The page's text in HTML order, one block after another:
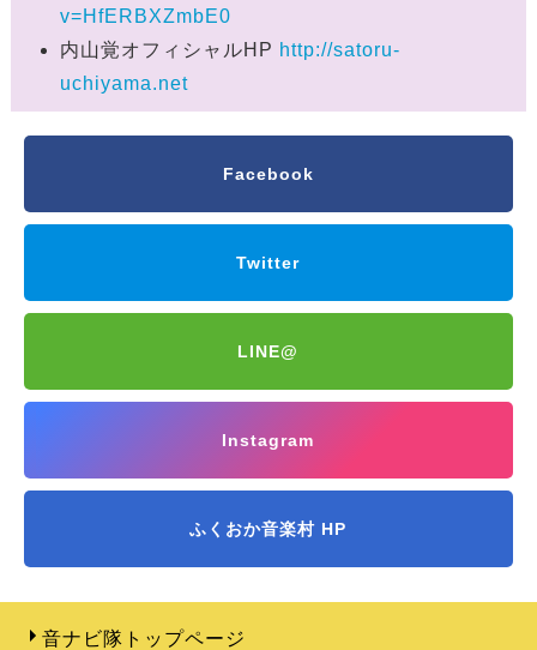
v=HfERBXZmbE0
内山覚オフィシャルHP http://satoru-
uchiyama.net
Facebook
Twitter
LINE@
Instagram
ふくおか音楽村 HP
音ナビ隊トップページ